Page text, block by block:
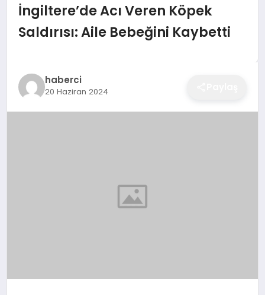
İZMIR HABERLERI
EKONOMI
İngiltere’de Acı Veren Köpek
Saldırısı: Aile Bebeğini Kaybetti
haberci
20 Haziran 2024